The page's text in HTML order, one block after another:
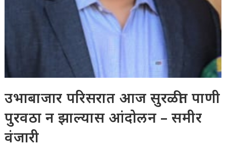
उभाबाजार परिसरात आज सुरळीत पाणी
पुरवठा न झाल्यास आंदोलन – समीर
वंजारी